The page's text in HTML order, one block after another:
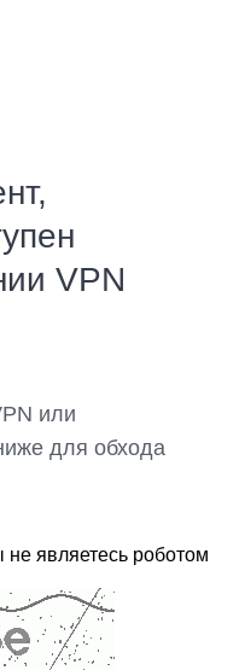
VPN
или
для обхода
являетесь роботом